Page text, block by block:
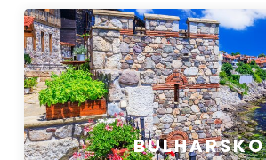
BULHARSKO